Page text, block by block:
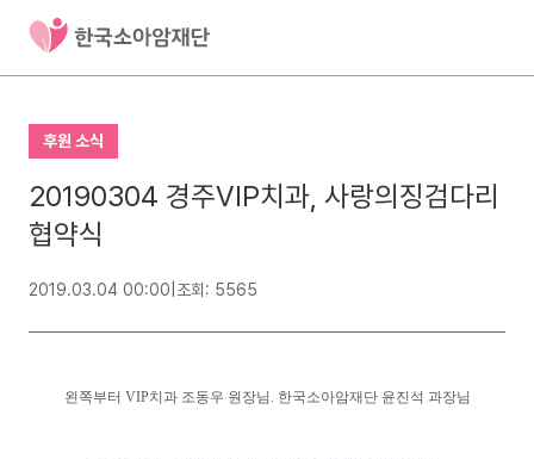
후원 소식
20190304 경주VIP치과, 사랑의징검다리
협약식
2019.03.04 00:00 조회: 5565
왼쪽부터 VIP치과 조동우 원장님. 한국소아암재단 윤진석 과장님​